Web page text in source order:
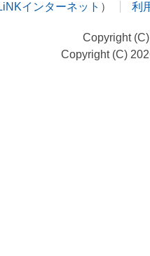
インターネット ） 利
Copyright
Copyright (C)